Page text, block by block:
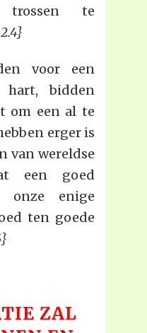
trossen te
voor een
hart, bidden
om een al te
erger is
van wereldse
een goed
onze enige
ten goede
ZAL